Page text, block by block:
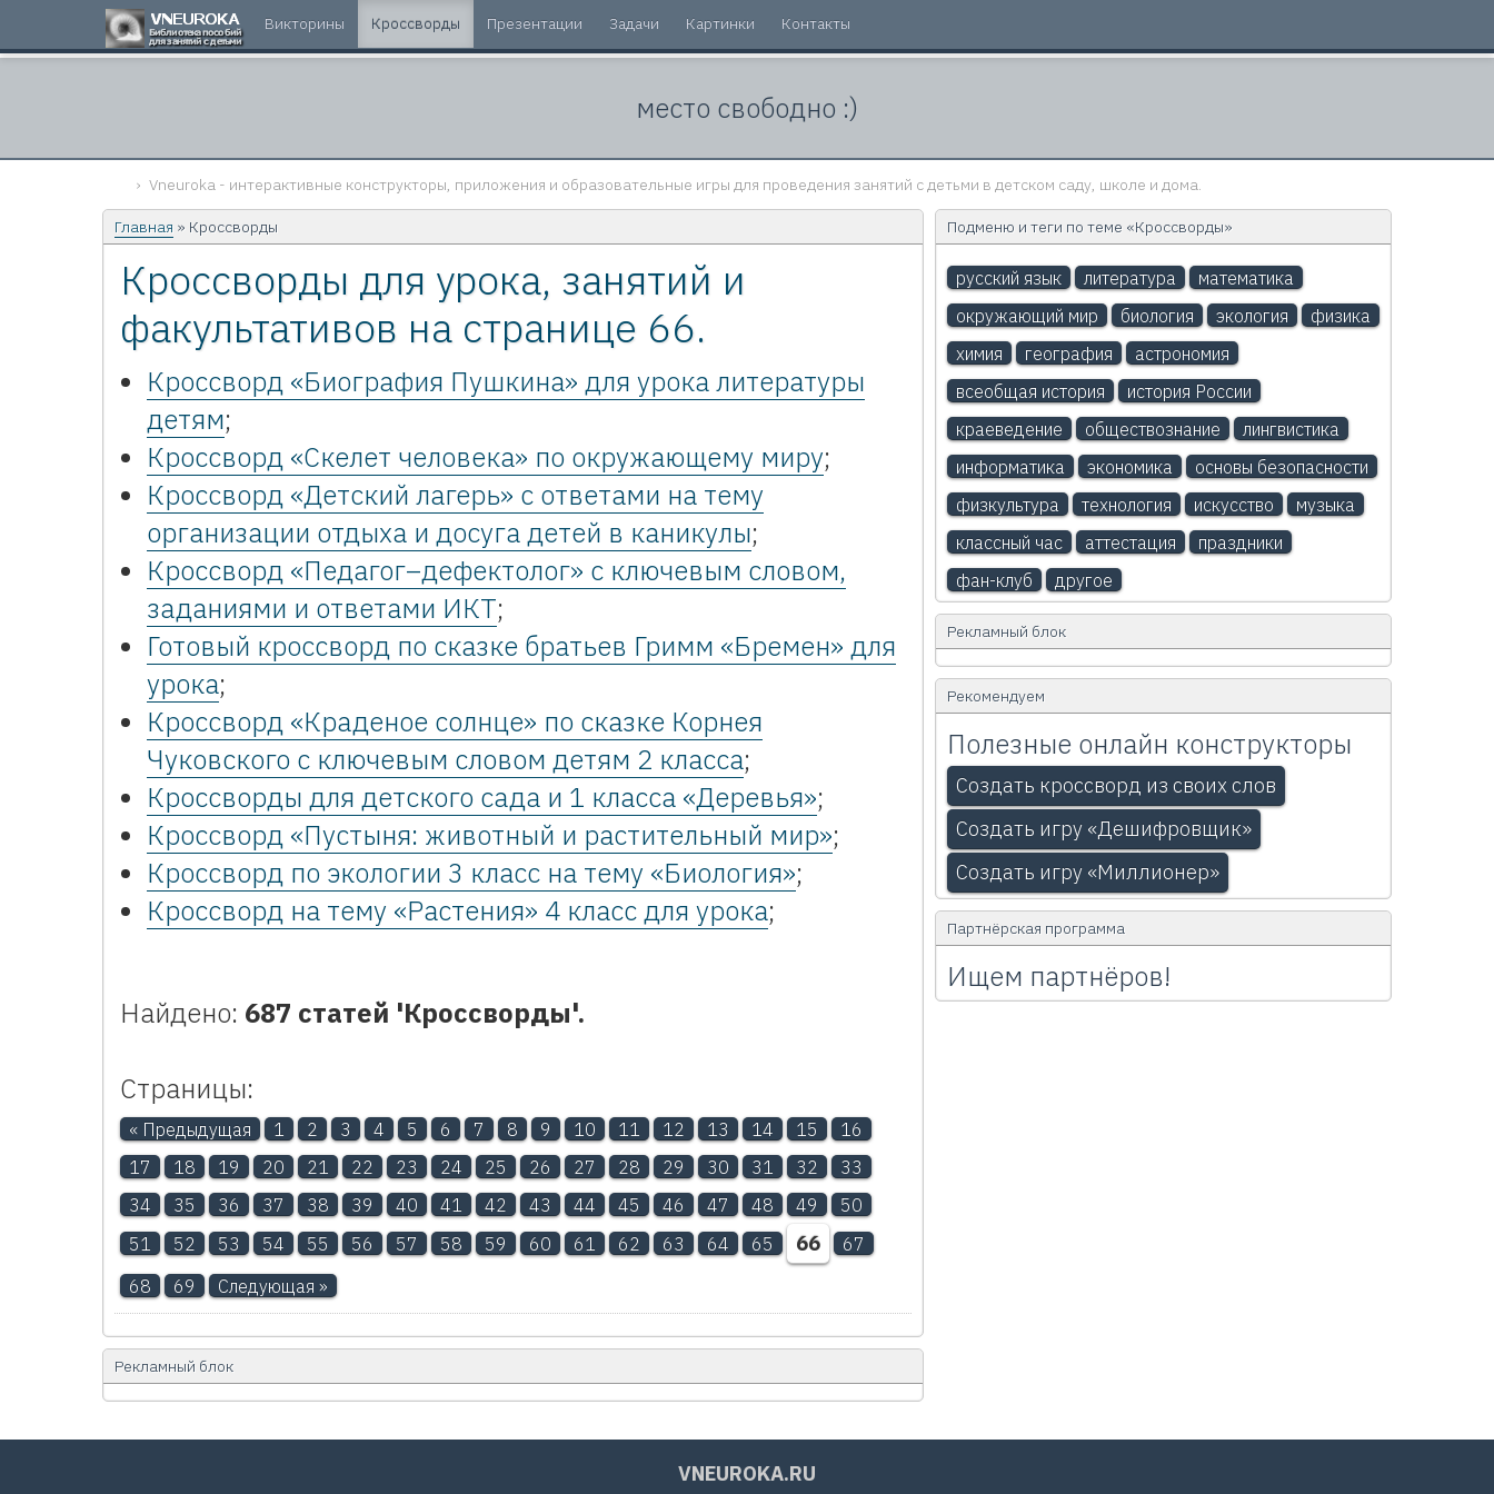
Викторины Кроссворды Презентации Задачи Картинки Контакты
место свободно :)
Vneuroka - интерактивные конструкторы, приложения и образовательные игры для проведения занятий с детьми в детском саду, школе и дома.
Главная » Кроссворды
Кроссворды для урока, занятий и
факультативов на странице 66.
Кроссворд «Биография Пушкина» для урока литературы
детям;
Кроссворд «Скелет человека» по окружающему миру;
Кроссворд «Детский лагерь» с ответами на тему
организации отдыха и досуга детей в каникулы;
Кроссворд «Педагог–дефектолог» с ключевым словом,
заданиями и ответами ИКТ;
Готовый кроссворд по сказке братьев Гримм «Бремен» для
урока;
Кроссворд «Краденое солнце» по сказке Корнея
Чуковского с ключевым словом детям 2 класса;
Кроссворды для детского сада и 1 класса «Деревья»;
Кроссворд «Пустыня: животный и растительный мир»;
Кроссворд по экологии 3 класс на тему «Биология»;
Кроссворд на тему «Растения» 4 класс для урока;
Найдено: 687 статей 'Кроссворды'.
Страницы:
« Предыдущая 1 2 3 4 5 6 7 8 9 10 11 12 13 14 15
16
17
18 19 20 21 22 23 24 25 26 27 28 29 30 31 32
33
34
35 36 37 38 39 40 41 42 43 44 45 46 47 48 49
50
51
52 53 54 55 56 57 58 59 60 61 62 63 64 65 66
67
68
69 Следующая »
Рекламный блок
Подменю и теги по теме «Кроссворды»
русский язык литература
математика
окружающий мир
биология экология
физика
химия
география
астрономия
всеобщая история
история России
краеведение
обществознание
лингвистика
информатика
экономика
основы безопасности
физкультура
технология искусство
музыка
классный час
аттестация
праздники
фан-клуб
другое
Рекламный блок
Рекомендуем
Полезные онлайн конструкторы
Создать кроссворд из своих слов
Создать игру «Дешифровщик»
Создать игру «Миллионер»
Партнёрская программа
Ищем партнёров!
VNEUROKA.RU